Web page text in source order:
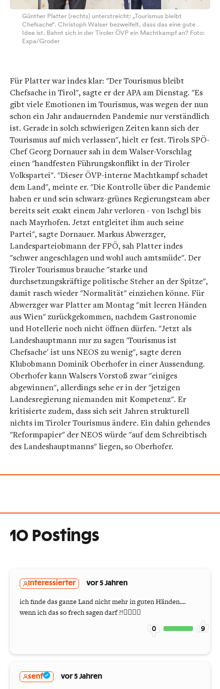
Günther Platter (rechts) unterstreicht: „Tourismus bleibt
Chefsache“. Christoph Walser bezweifelt, dass das eine gute
Idee ist. Bahnt sich in der Tiroler ÖVP ein Machtkampf an? Foto:
Expa/Groder
Für Platter war indes klar: "Der Tourismus bleibt
Chefsache in Tirol", sagte er der APA am Dienstag. "Es
gibt viele Emotionen im Tourismus, was wegen der nun
schon ein Jahr andauernden Pandemie nur verständlich
ist. Gerade in solch schwierigen Zeiten kann sich der
Tourismus auf mich verlassen", hielt er fest. Tirols SPÖ-
Chef Georg Dornauer sah in dem Walser-Vorschlag
einen "handfesten Führungskonflikt in der Tiroler
Volkspartei". "Dieser ÖVP-interne Machtkampf schadet
dem Land", meinte er. "Die Kontrolle über die Pandemie
haben er und sein schwarz-grünes Regierungsteam aber
bereits seit exakt einem Jahr verloren - von Ischgl bis
nach Mayrhofen. Jetzt entgleitet ihm auch seine
Partei", sagte Dornauer. Markus Abwerzger,
Landesparteiobmann der FPÖ, sah Platter indes
"schwer angeschlagen und wohl auch amtsmüde". Der
Tiroler Tourismus brauche "starke und
durchsetzungskräftige politische Steher an der Spitze",
damit rasch wieder "Normalität" einziehen könne. Für
Abwerzger war Platter am Montag "mit leeren Händen
aus Wien" zurückgekommen, nachdem Gastronomie
und Hotellerie noch nicht öffnen dürfen. "Jetzt als
Landeshauptmann nur zu sagen 'Tourismus ist
Chefsache' ist uns NEOS zu wenig", sagte deren
Klubobmann Dominik Oberhofer in einer Aussendung.
Oberhofer kann Walsers Vorstoß zwar "einiges
abgewinnen", allerdings sehe er in der "jetzigen
Landesregierung niemanden mit Kompetenz". Er
kritisierte zudem, dass sich seit Jahren strukturell
nichts im Tiroler Tourismus ändere. Ein dahin gehendes
"Reformpapier" der NEOS würde "auf dem Schreibtisch
des Landeshauptmanns" liegen, so Oberhofer.
10 Postings
Interessierter vor 5 Jahren
ich finde das ganze Land nicht mehr in guten Händen....
wenn ich das so frech sagen darf ?!🤷‍♂️🤦‍♂️
0 9
senf vor 5 Jahren